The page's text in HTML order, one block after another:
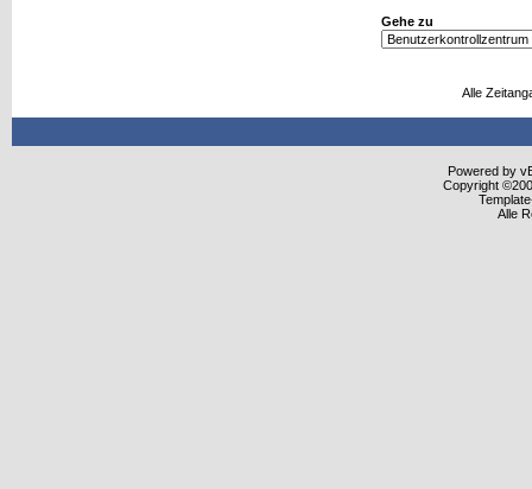
Gehe zu
Alle
Powered by
Copyright
Alle